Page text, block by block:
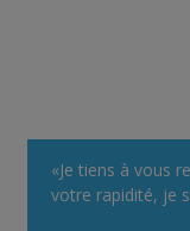
«Je tiens à vous
votre rapidité, je